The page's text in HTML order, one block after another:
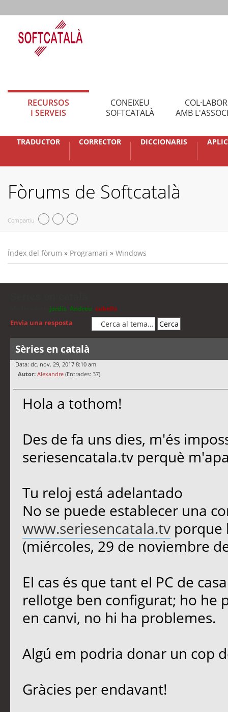
RECURSOS
I SERVEIS
CONEIXEU
SOFTCATALÀ
AMB
TRADUCTOR CORRECTOR DICCIONARIS
Fòrums de Softcatalà
Compartiu
Índex del fòrum » Programari » Windows
jordis Andreu cubells
Envia una resposta
Sèries en català
Data: dc. nov. 29, 2017 8:10 am
Autor: Alexandre (Entrades: 37)
Hola a tothom!
Des de fa uns dies, m'és
seriesencatala.tv perquè
Tu reloj está adelantado
No se puede establecer una
www.seriesencatala.tvporque
(miércoles, 29 de noviembre
El cas és que tant el PC de
rellotge ben configurat; ho he
en canvi, no hi ha problemes.
Algú em podria donar un cop
Gràcies per endavant!